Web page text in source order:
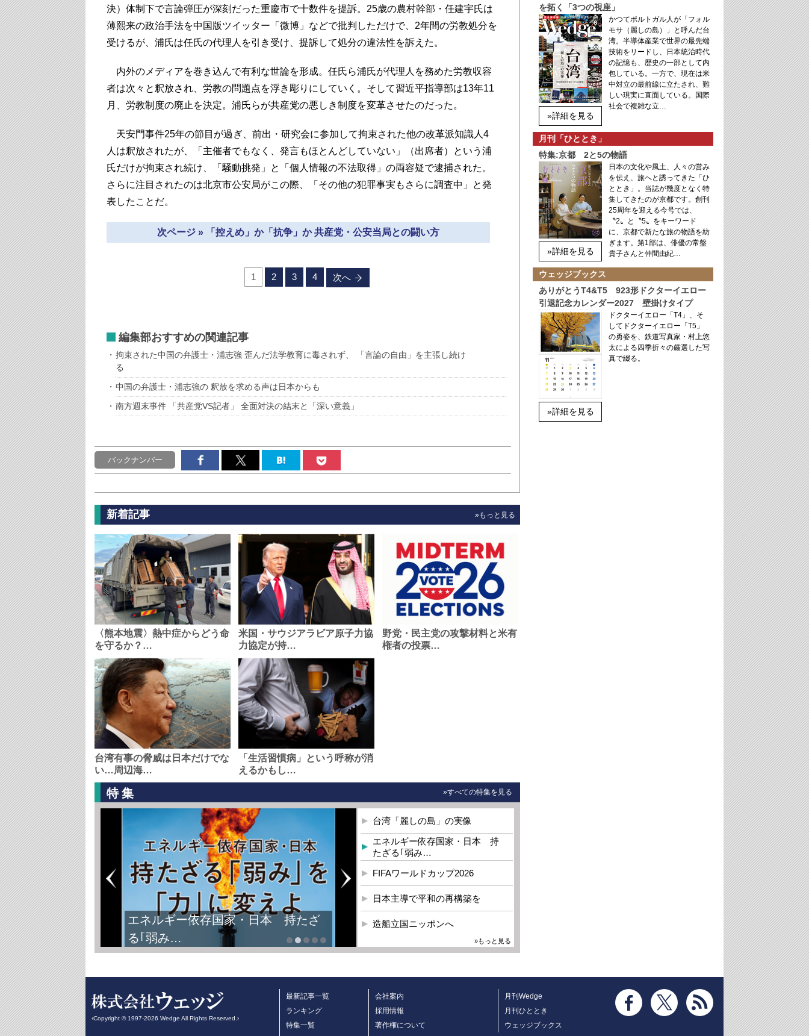
決）体制下で言論弾圧が深刻だった重慶市で十数件を提訴。25歳の農村幹部・任建宇氏は
薄熙来の政治手法を中国版ツイッター「微博」などで批判しただけで、2年間の労教処分を
受けるが、浦氏は任氏の代理人を引き受け、提訴して処分の違法性を訴えた。
内外のメディアを巻き込んで有利な世論を形成。任氏ら浦氏が代理人を務めた労教収容
者は次々と釈放され、労教の問題点を浮き彫りにしていく。そして習近平指導部は13年11
月、労教制度の廃止を決定。浦氏らが共産党の悪しき制度を変革させたのだった。
天安門事件25年の節目が過ぎ、前出・研究会に参加して拘束された他の改革派知識人4
人は釈放されたが、「主催者でもなく、発言もほとんどしていない」（出席者）という浦
氏だけが拘束され続け、「騒動挑発」と「個人情報の不法取得」の両容疑で逮捕された。
さらに注目されたのは北京市公安局がこの際、「その他の犯罪事実もさらに調査中」と発
表したことだ。
次ページ » 「控えめ」か「抗争」か 共産党・公安当局との闘い方
1 2 3 4 次へ
編集部おすすめの関連記事
拘束された中国の弁護士・浦志強 歪んだ法学教育に毒されず、 「言論の自由」を主張し続け
る
中国の弁護士・浦志強の 釈放を求める声は日本からも
南方週末事件 「共産党VS記者」 全面対決の結末と「深い意義」
バックナンバー
新着記事 »もっと見る
〈熊本地震〉熱中症からどう命
を守るか？…
米国・サウジアラビア原子力協
力協定が持…
野党・民主党の攻撃材料と米有
権者の投票…
台湾有事の脅威は日本だけでな
い…周辺海…
「生活習慣病」という呼称が消
えるかもし…
特集 »すべての特集を見る
エネルギー依存国家・日本 持たざ
る｢弱み…
台湾「麗しの島」の実像
エネルギー依存国家・日本 持
たざる｢弱み…
FIFAワールドカップ2026
日本主導で平和の再構築を
造船立国ニッポンへ
»もっと見る
を拓く「3つの視座」
»詳細を見る
かつてポルトガル人が「フォル
モサ（麗しの島）」と呼んだ台
湾。半導体産業で世界の最先端
技術をリードし、日本統治時代
の記憶も、歴史の一部として内
包している。一方で、現在は米
中対立の最前線に立たされ、難
しい現実に直面している。国際
社会で複雑な立…
月刊「ひととき」
特集:京都 2と5の物語
»詳細を見る
日本の文化や風土、人々の営み
を伝え、旅へと誘ってきた「ひ
ととき」。当誌が幾度となく特
集してきたのが京都です。創刊
25周年を迎える今号では、
〝2〟と〝5〟をキーワード
に、京都で新たな旅の物語を紡
ぎます。第1部は、俳優の常盤
貴子さんと仲間由紀…
ウェッジブックス
ありがとうT4&T5 923形ドクターイエロー
引退記念カレンダー2027 壁掛けタイプ
»詳細を見る
ドクターイエロー「T4」、そ
してドクターイエロー「T5」
の勇姿を、鉄道写真家・村上悠
太による四季折々の厳選した写
真で綴る。
‹Copyright © 1997-2026 Wedge All Rights Reserved.›
最新記事一覧
ランキング
特集一覧
会社案内
採用情報
著作権について
月刊Wedge
月刊ひととき
ウェッジブックス